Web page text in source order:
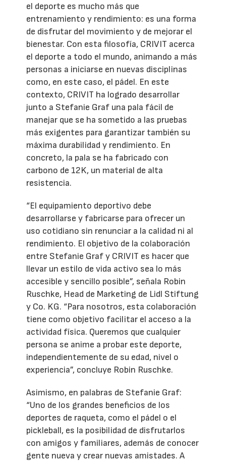
el deporte es mucho más que
entrenamiento y rendimiento: es una forma
de disfrutar del movimiento y de mejorar el
bienestar. Con esta filosofía, CRIVIT acerca
el deporte a todo el mundo, animando a más
personas a iniciarse en nuevas disciplinas
como, en este caso, el pádel. En este
contexto, CRIVIT ha logrado desarrollar
junto a Stefanie Graf una pala fácil de
manejar que se ha sometido a las pruebas
más exigentes para garantizar también su
máxima durabilidad y rendimiento. En
concreto, la pala se ha fabricado con
carbono de 12K, un material de alta
resistencia.
“El equipamiento deportivo debe
desarrollarse y fabricarse para ofrecer un
uso cotidiano sin renunciar a la calidad ni al
rendimiento. El objetivo de la colaboración
entre Stefanie Graf y CRIVIT es hacer que
llevar un estilo de vida activo sea lo más
accesible y sencillo posible”, señala Robin
Ruschke, Head de Marketing de Lidl Stiftung
y Co. KG. “Para nosotros, esta colaboración
tiene como objetivo facilitar el acceso a la
actividad física. Queremos que cualquier
persona se anime a probar este deporte,
independientemente de su edad, nivel o
experiencia”, concluye Robin Ruschke.
Asimismo, en palabras de Stefanie Graf:
“Uno de los grandes beneficios de los
deportes de raqueta, como el pádel o el
pickleball, es la posibilidad de disfrutarlos
con amigos y familiares, además de conocer
gente nueva y crear nuevas amistades. A